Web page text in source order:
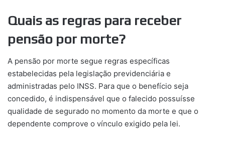
Quais as regras para receber
pensão por morte?
A pensão por morte segue regras específicas
estabelecidas pela legislação previdenciária e
administradas pelo INSS. Para que o benefício seja
concedido, é indispensável que o falecido possuísse
qualidade de segurado no momento da morte e que o
dependente comprove o vínculo exigido pela lei.